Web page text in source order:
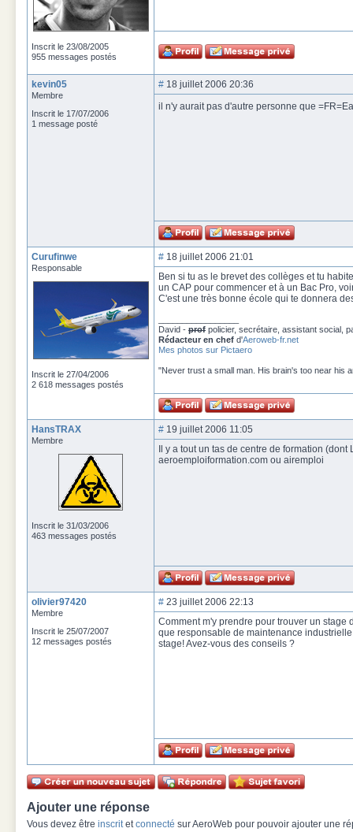
Inscrit le 23/08/2005
955 messages postés
kevin05
Membre
Inscrit le 17/07/2006
1 message posté
# 18 juillet 2006 20:36
il n'y aurait pas d'autre personne que
Curufinwe
Responsable
Inscrit le 27/04/2006
2 618 messages postés
# 18 juillet 2006 21:01
Ben si tu as le brevet des collèges et tu
un CAP pour commencer et à un Bac Pro,
C'est une très bonne école qui te donnera
David - prof policier, secrétaire, assistant social,
Rédacteur en chef d'Aeroweb-fr.net
Mes photos sur Pictaero
"Never trust a small man. His brain's too near his
HansTRAX
Membre
Inscrit le 31/03/2006
463 messages postés
# 19 juillet 2006 11:05
Il y a tout un tas de centre de formation
aeroemploiformation.com ou airemploi
olivier97420
Membre
Inscrit le 25/07/2007
12 messages postés
# 23 juillet 2006 22:13
Comment m'y prendre pour trouver un
que responsable de maintenance
stage! Avez-vous des conseils ?
Ajouter une réponse
Vous devez être inscritetconnecté sur AeroWeb pour pouvoir ajouter une